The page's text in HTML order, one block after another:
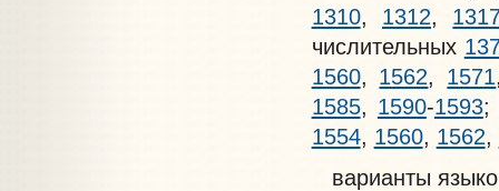
1310, 1312,
числительных
1560, 1562, 1571
1585, 1590-1593;
1554, 1560, 1562,
варианты